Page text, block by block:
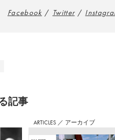
Facebook / Twitter/
記事
ARTICLES ／ アーカイブ